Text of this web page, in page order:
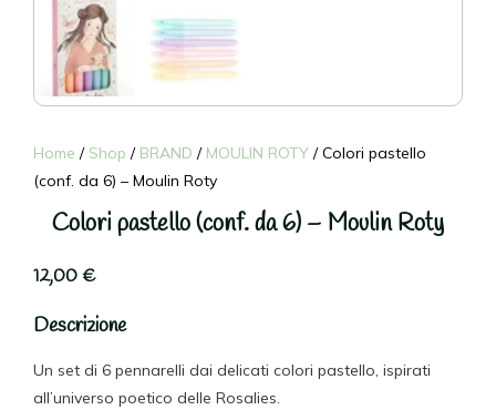
Home / Shop / BRAND / MOULIN ROTY / Colori pastello
(conf. da 6) – Moulin Roty
Colori pastello (conf. da 6) – Moulin Roty
12,00€
Descrizione
Un set di 6 pennarelli dai delicati colori pastello, ispirati
all’universo poetico delle Rosalies.